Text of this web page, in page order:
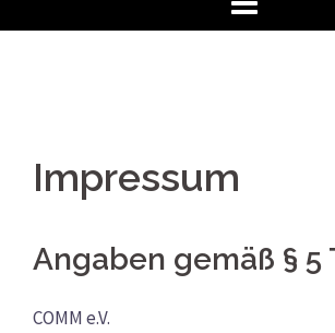
Impressum
Angaben gemäß § 5
COMM e.V.